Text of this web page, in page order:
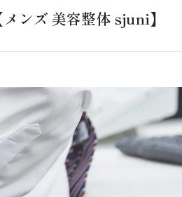
ンズ 美容整体 sjuni】